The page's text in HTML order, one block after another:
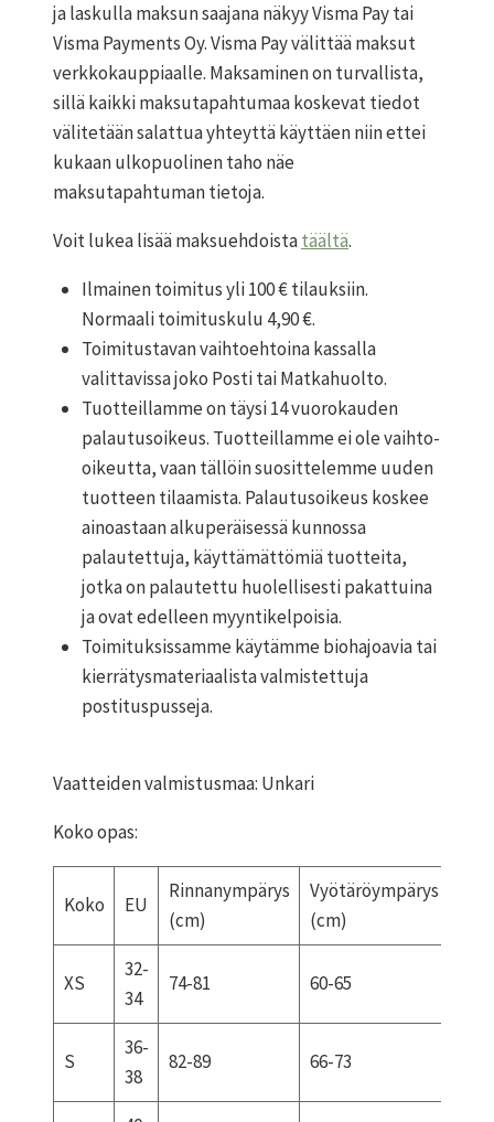
ja laskulla maksun saajana näkyy Visma Pay tai
Visma Payments Oy. Visma Pay välittää maksut
verkkokauppiaalle. Maksaminen on turvallista,
sillä kaikki maksutapahtumaa koskevat tiedot
välitetään salattua yhteyttä käyttäen niin ettei
kukaan ulkopuolinen taho näe
maksutapahtuman tietoja.
Voit lukea lisää maksuehdoistatäältä.
Ilmainen toimitus yli 100 € tilauksiin.
Normaali toimituskulu 4,90 €.
Toimitustavan vaihtoehtoina kassalla
valittavissa joko Posti tai Matkahuolto.
Tuotteillamme on täysi 14 vuorokauden
palautusoikeus. Tuotteillamme ei ole vaihto-
oikeutta, vaan tällöin suosittelemme uuden
tuotteen tilaamista. Palautusoikeus koskee
ainoastaan alkuperäisessä kunnossa
palautettuja, käyttämättömiä tuotteita,
jotka on palautettu huolellisesti pakattuina
ja ovat edelleen myyntikelpoisia.
Toimituksissamme käytämme biohajoavia tai
kierrätysmateriaalista valmistettuja
postituspusseja.
Vaatteiden valmistusmaa: Unkari
Koko opas:
Koko EU
Rinnanympärys
(cm)
Vyötäröympärys
(cm)
XS
32-
34
74-81 60-65
S
36-
38
82-89 66-73